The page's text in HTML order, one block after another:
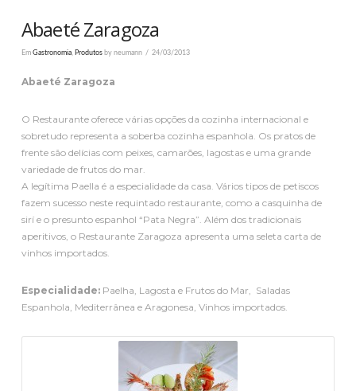
Abaeté Zaragoza
Em Gastronomia, Produtosby neumann 24/03/2013
Abaeté Zaragoza
O Restaurante oferece várias opções da cozinha internacional e
sobretudo representa a soberba cozinha espanhola. Os pratos de
frente são delícias com peixes, camarões, lagostas e uma grande
variedade de frutos do mar.
A legítima Paella é a especialidade da casa. Vários tipos de petiscos
fazem sucesso neste requintado restaurante, como a casquinha de
sirí e o presunto espanhol “Pata Negra”. Além dos tradicionais
aperitivos, o Restaurante Zaragoza apresenta uma seleta carta de
vinhos importados.
Especialidade: Paelha, Lagosta e Frutos do Mar, Saladas
Espanhola, Mediterrânea e Aragonesa, Vinhos importados.